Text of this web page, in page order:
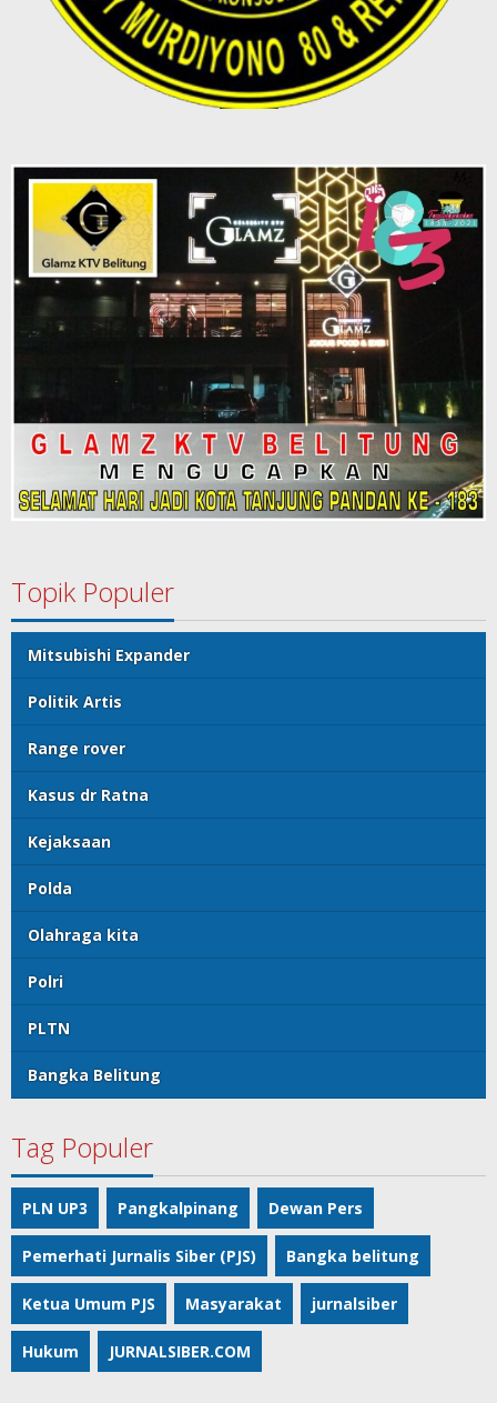
Topik Populer
Mitsubishi Expander
Politik Artis
Range rover
Kasus dr Ratna
Kejaksaan
Polda
Olahraga kita
Polri
PLTN
Bangka Belitung
Tag Populer
PLN UP3 Pangkalpinang Dewan Pers
Pemerhati Jurnalis Siber (PJS) Bangka belitung
Ketua Umum PJS Masyarakat jurnalsiber
Hukum JURNALSIBER.COM